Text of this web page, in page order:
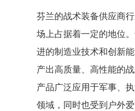
芬兰的战术装备供应商
场上占据着一定的地位
进的制造业技术和创新
产出高质量、高性能的
产品广泛应用于军事、
领域，同时也受到户外